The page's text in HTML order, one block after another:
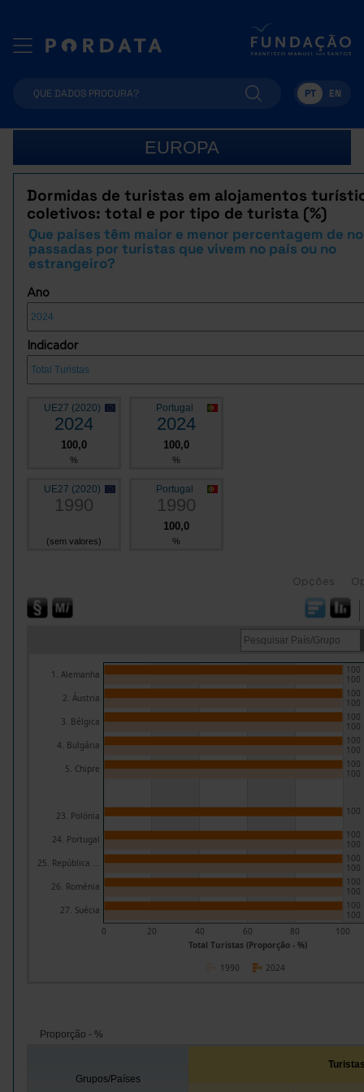
PT EN
EUROPA
Dormidas de turistas em alojamentos
coletivos: total e por tipo de turista (%)
Que países têm maior e menor percentagem de
passadas por turistas que vivem no país ou no
estrangeiro?
Ano
Indicador
UE27 (2020)
2024
100,0
%
Portugal
2024
100,0
%
UE27 (2020)
1990
(sem valores)
Portugal
1990
100,0
%
Opções
Total Turistas (Proporção - %)
0 20 40 60 80 100
1. Alemanha
2. Áustria
3. Bélgica
4. Bulgária
5. Chipre
23. Polónia
24. Portugal
25. República ...
26. Roménia
27. Suécia
100
100
100
100
100
100
100
100
100
100
100
100
100
100
100
100
100
100
100
2024
1990
Proporção - %
Grupos/Países